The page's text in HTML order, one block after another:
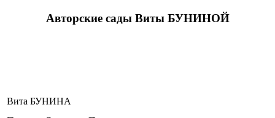
Авторские сады Виты БУНИНОЙ
Вита БУНИНА